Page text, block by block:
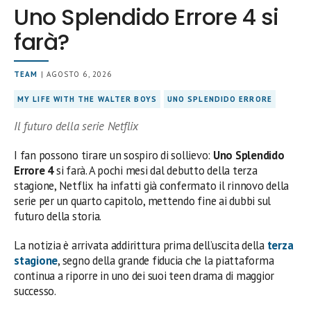
Uno Splendido Errore 4 si
farà?
TEAM | AGOSTO 6, 2026
MY LIFE WITH THE WALTER BOYS UNO SPLENDIDO ERRORE
Il futuro della serie Netflix
I fan possono tirare un sospiro di sollievo: Uno Splendido
Errore 4si farà. A pochi mesi dal debutto della terza
stagione, Netflix ha infatti già confermato il rinnovo della
serie per un quarto capitolo, mettendo fine ai dubbi sul
futuro della storia.
La notizia è arrivata addirittura prima dell’uscita della terza
stagione, segno della grande fiducia che la piattaforma
continua a riporre in uno dei suoi teen drama di maggior
successo.